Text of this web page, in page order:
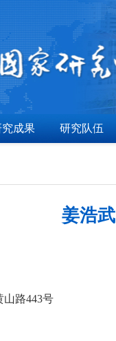
究成果 研究队伍
姜浩武
山路443号